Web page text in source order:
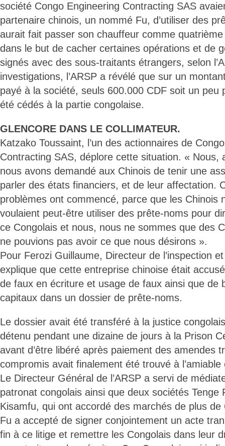
société Congo Engineering Contracting SAS
partenaire chinois, un nommé Fu, d’utiliser des
aurait fait passer son chauffeur comme quatrième
dans le but de cacher certaines opérations et de
signés avec des sous-traitants étrangers, selon
investigations, l’ARSP a révélé que sur un
payé à la société, seuls 600.000 CDF soit un peu
été cédés à la partie congolaise.
GLENCORE DANS LE COLLIMATEUR.
Katzako Toussaint, l’un des actionnaires de
Contracting SAS, déplore cette situation. « Nous,
nous avons demandé aux Chinois de tenir une
parler des états financiers, et de leur affectation.
problèmes ont commencé, parce que les Chinois
voulaient peut-être utiliser des prête-noms pour
ce Congolais et nous, nous ne sommes que des
ne pouvions pas avoir ce que nous désirons ».
Pour Ferozi Guillaume, Directeur de l’inspection
explique que cette entreprise chinoise était
de faux en écriture et usage de faux ainsi que de
capitaux dans un dossier de prête-noms.
Le dossier avait été transféré à la justice
détenu pendant une dizaine de jours à la Prison
avant d’être libéré après paiement des amendes
compromis avait finalement été trouvé à
Le Directeur Général de l’ARSP a servi de
patronat congolais ainsi que deux sociétés Tenge
Kisamfu, qui ont accordé des marchés de plus
Fu a accepté de signer conjointement un acte
fin à ce litige et remettre les Congolais dans leur